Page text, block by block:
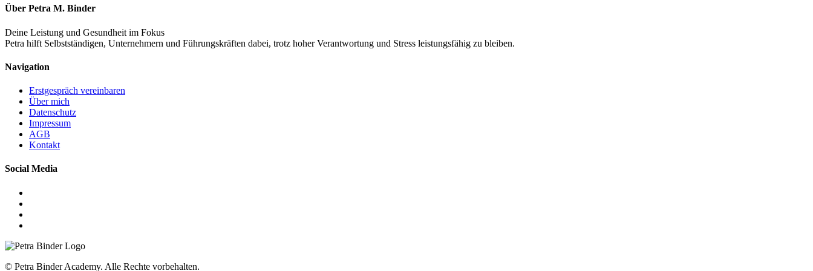
Über Petra M. Binder
Deine Leistung und Gesundheit im Fokus
Petra hilft Selbstständigen, Unternehmern und Führungskräften dabei, trotz hoher Verantwortung und Stress leistungsfähig zu bleiben.
Navigation
Erstgespräch vereinbaren
Über mich
Datenschutz
Impressum
AGB
Kontakt
Social Media
© Petra Binder Academy. Alle Rechte vorbehalten.